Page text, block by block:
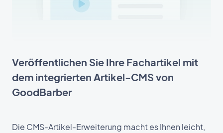
Veröffentlichen Sie Ihre Fachartikel mit
dem integrierten Artikel-CMS von
GoodBarber
Die CMS-Artikel-Erweiterung macht es Ihnen leicht,